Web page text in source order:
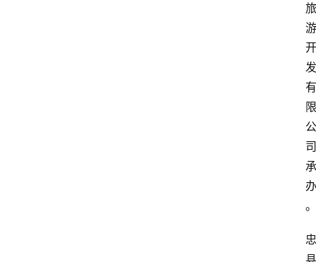
旅
游
开
发
有
限
公
司
承
办
。
忠
县